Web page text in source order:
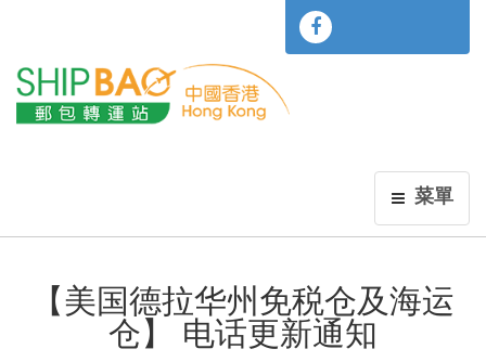
菜單
【美国德拉华州免税仓及海运
仓】 电话更新通知